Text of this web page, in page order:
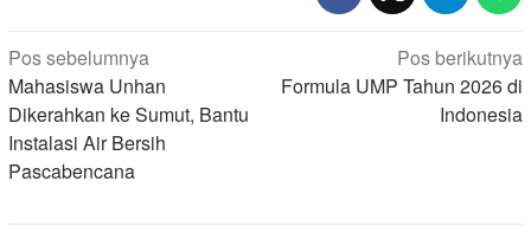
Navigasi
pos
Pos sebelumnya
Mahasiswa Unhan
Dikerahkan ke Sumut, Bantu
Instalasi Air Bersih
Pascabencana
Pos berikutnya
Formula UMP Tahun 2026 di
Indonesia